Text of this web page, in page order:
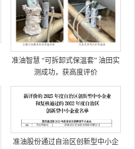
准油智慧 “可拆卸式保温套” 油田实
测成功，获高度评价
准油股份通过自治区创新型中小企